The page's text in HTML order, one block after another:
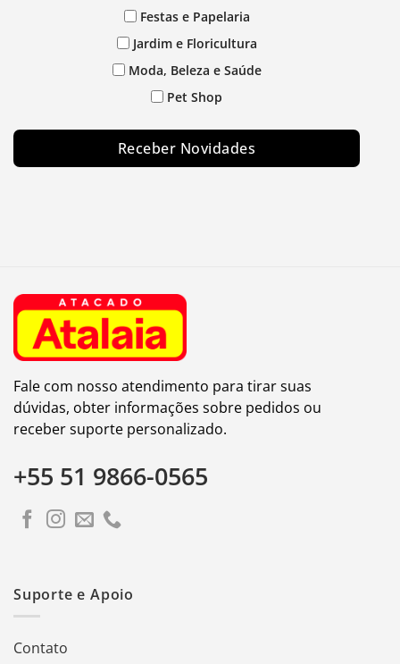
Festas e Papelaria
Jardim e Floricultura
Moda, Beleza e Saúde
Pet Shop
Receber Novidades
Fale com nosso atendimento para tirar suas
dúvidas, obter informações sobre pedidos ou
receber suporte personalizado.
+55 51 9866-0565
Suporte e Apoio
Contato